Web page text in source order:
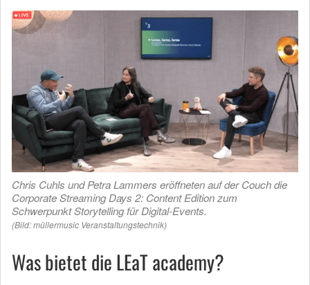
Chris Cuhls und Petra Lammers eröffneten auf der Couch die
Corporate Streaming Days 2: Content Edition zum
Schwerpunkt Storytelling für Digital-Events.
(Bild: müllermusic Veranstaltungstechnik)
Was bietet die LEaT academy?